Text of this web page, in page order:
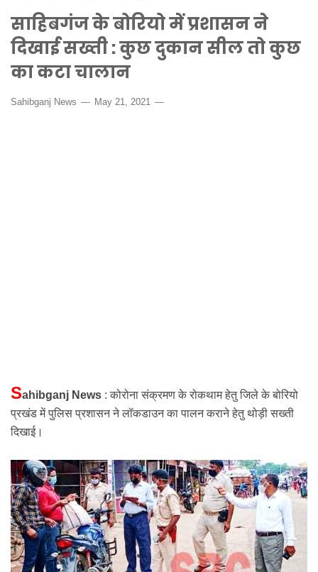
साहिबगंज के बोरियो में प्रशासन ने
दिखाई सख्ती : कुछ दुकान सील तो कुछ
का कटा चालान
Sahibganj News May 21, 2021
Sahibganj News : कोरोना संक्रमण के रोकथाम हेतु जिले के बोरियो
प्रखंड में पुलिस प्रशासन नेलॉकडाउनका पालन कराने हेतु थोड़ी सख्ती
दिखाई।